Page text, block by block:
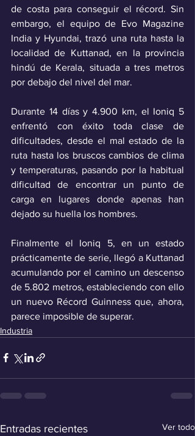
de costa para conseguir el récord. Sin
embargo, el equipo de Evo Magazine
India y Hyundai, trazó una ruta hasta la
localidad de Kuttanad, en la provincia
hindú de Kerala, situada a tres metros
por debajo del nivel del mar.
Durante 14 días y 4.900 km, el Ioniq 5
enfrentó con éxito toda clase de
dificultades, desde el mal estado de la
ruta hasta los bruscos cambios de clima
y temperaturas, pasando por la habitual
dificultad de encontrar un punto de
carga en lugares donde apenas han
dejado su huella los hombres.
Finalmente el Ioniq 5, en un estado
prácticamente de serie, llegó a Kuttanad
acumulando por el camino un descenso
de 5.802 metros, estableciendo con ello
un nuevo Récord Guinness que, ahora,
parece imposible de superar.
Industria
Entradas recientes Ver todo